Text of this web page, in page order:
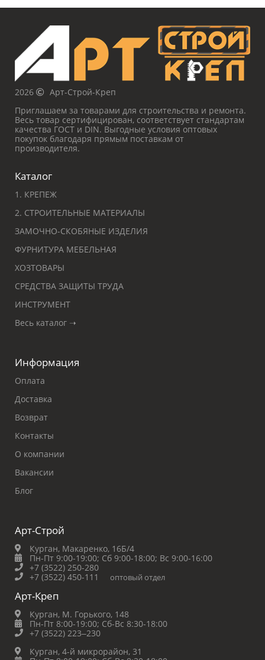
2026
Арт-Строй-Креп
Приглашаем за товарами для строительства и ремонта.
Весь товар сертифицирован, соответствует стандартам
качества ГОСТ и DIN. Выгодные условия оптовых
покупок благодаря прямым поставкам от
производителя.
Каталог
1. КРЕПЕЖ
2. СТРОИТЕЛЬНЫЕ МАТЕРИАЛЫ
ЗАМОЧНО-СКОБЯНЫЕ ИЗДЕЛИЯ
ФУРНИТУРА МЕБЕЛЬНАЯ
ХОЗТОВАРЫ
СРЕДСТВА ЗАЩИТЫ ТРУДА
ИНСТРУМЕНТ
Весь каталог ➝
Информация
Оплата
Доставка
Возврат
Контакты
О компании
Вакансии
Блог
Арт-Строй
Курган, Макаренко, 16Б/4
Пн-Пт 9:00-19:00; Сб 9:00-18:00; Вс 9:00-16:00
+7 (3522) 250-280
+7 (3522) 450-111
оптовый отдел
Арт-Креп
Курган, М. Горького, 148
Пн-Пт 8:00-19:00; Сб-Вс 8:30-18:00
+7 (3522) 223‒230
Курган, 4-й микрорайон, 31